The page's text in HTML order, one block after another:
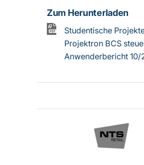
Zum Herunterladen
Studentische
Projektron BCS
Anwenderbericht 10/